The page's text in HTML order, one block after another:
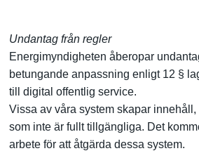
Undantag från regler
Energimyndigheten åberopar
betungande anpassning enligt 12 §
till digital offentlig service.
Vissa av våra system skapar
som inte är fullt tillgängliga. Det
arbete för att åtgärda dessa system.